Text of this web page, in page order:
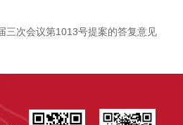
三次会议第1013号提案的答复意见